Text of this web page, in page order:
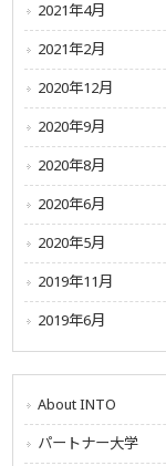
2021年4月
2021年2月
2020年12月
2020年9月
2020年8月
2020年6月
2020年5月
2019年11月
2019年6月
About INTO
パートナー大学